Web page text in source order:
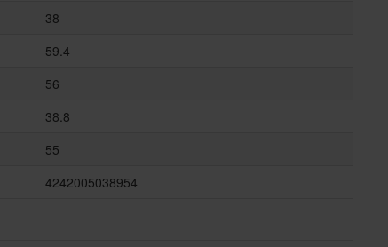
38
59.4
56
38.8
55
4242005038954